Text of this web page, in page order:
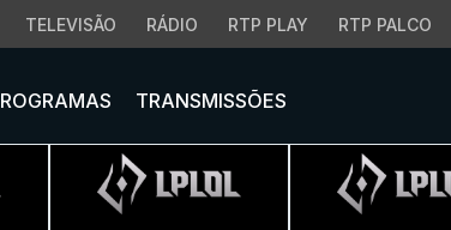
TELEVISÃO RÁDIO RTP PLAY RTP PALCO
TRANSMISSÕES